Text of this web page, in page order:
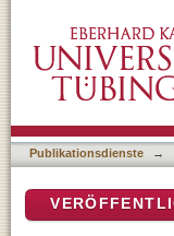
Publikationsdienste →